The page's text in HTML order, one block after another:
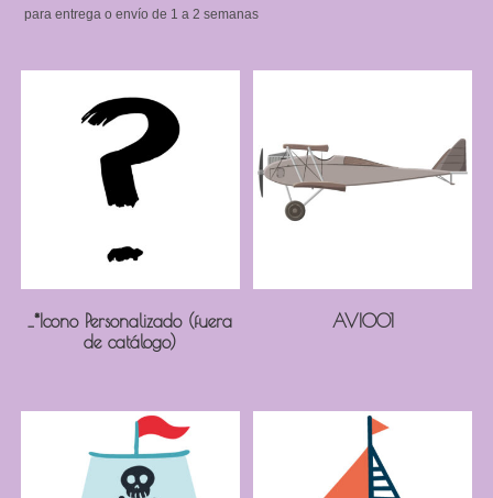
para entrega o envío de 1 a 2 semanas
_*Icono Personalizado (fuera
de catálogo)
AVIO01